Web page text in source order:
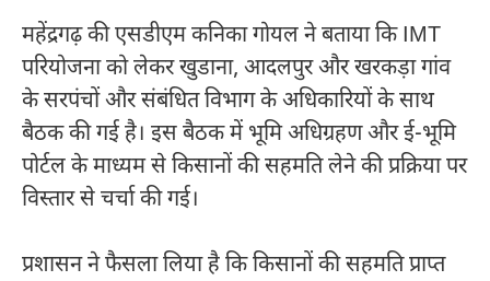
महेंद्रगढ़ की एसडीएम कनिका गोयल ने बताया कि IMT
परियोजना को लेकर खुडाना, आदलपुर और खरकड़ा गांव
के सरपंचों और संबंधित विभाग के अधिकारियों के साथ
बैठक की गई है। इस बैठक में भूमि अधिग्रहण और ई-भूमि
पोर्टल के माध्यम से किसानों की सहमति लेने की प्रक्रिया पर
विस्तार से चर्चा की गई।
प्रशासन ने फैसला लिया है कि किसानों की सहमति प्राप्त